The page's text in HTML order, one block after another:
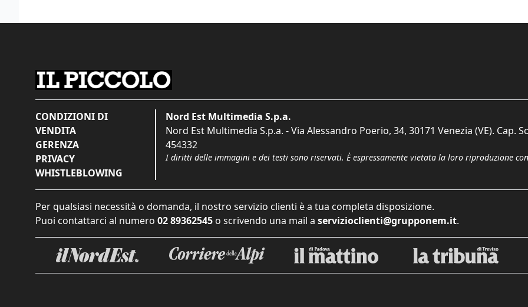
CONDIZIONI DI
VENDITA
GERENZA
PRIVACY
WHISTLEBLOWING
Nord Est Multimedia S.p.a.
Nord Est Multimedia S.p.a. - Via Alessandro Poerio, 34, 30171 Venezia (VE). Cap.
454332
I diritti delle immagini e dei testi sono riservati. È espressamente vietata la loro riproduzione
Per qualsiasi necessità o domanda, il nostro servizio clienti è a tua completa disposizione.
Puoi contattarci al numero 02 89362545 o scrivendo una mail a servizioclienti@grupponem.it.